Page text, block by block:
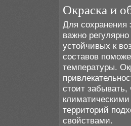
Окраска и
Для сохранения
важно
устойчивых к
составов
температуры.
стоит забывать,
территорий
свойствами.